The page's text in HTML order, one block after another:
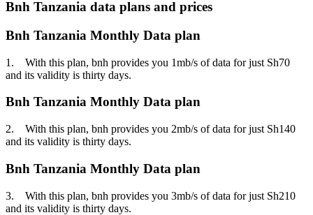
Bnh Tanzania data plans and prices
Bnh Tanzania Monthly Data plan
1. With this plan, bnh provides you 1mb/s of data for just Sh70
and its validity is thirty days.
Bnh Tanzania Monthly Data plan
2. With this plan, bnh provides you 2mb/s of data for just Sh140
and its validity is thirty days.
Bnh Tanzania Monthly Data plan
3. With this plan, bnh provides you 3mb/s of data for just Sh210
and its validity is thirty days.